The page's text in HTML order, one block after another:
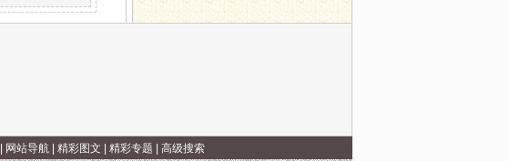
网站导航| 精彩图文 精彩专题 高级搜索